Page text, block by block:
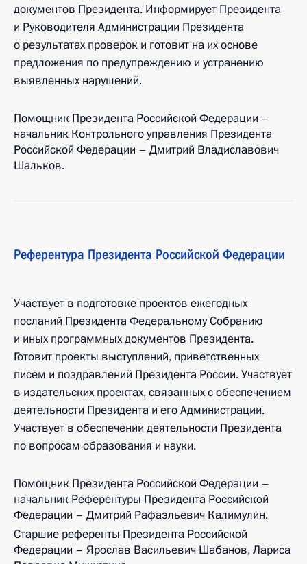
документов Президента. Информирует Президента
и Руководителя Администрации Президента
о результатах проверок и готовит на их основе
предложения по предупреждению и устранению
выявленных нарушений.
Помощник Президента Российской Федерации –
начальник Контрольного управления Президента
Российской Федерации – Дмитрий Владиславович
Шальков.
Референтура Президента Российской Федерации
Участвует в подготовке проектов ежегодных
посланий Президента Федеральному Собранию
и иных программных документов Президента.
Готовит проекты выступлений, приветственных
писем и поздравлений Президента России. Участвует
в издательских проектах, связанных с обеспечением
деятельности Президента и его Администрации.
Участвует в обеспечении деятельности Президента
по вопросам образования и науки.
Помощник Президента Российской Федерации –
начальник Референтуры Президента Российской
Федерации – Дмитрий Рафаэльевич Калимулин.
Старшие референты Президента Российской
Федерации – Ярослав Васильевич Шабанов, Лариса